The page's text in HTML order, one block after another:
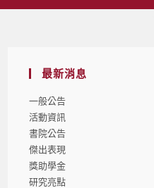
最新消息
一般公告
活動資訊
書院公告
傑出表現
獎助學金
研究亮點